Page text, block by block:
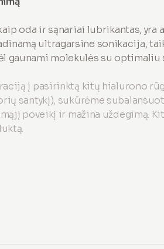
oda ir sąnariai lubrikantas, yra
ultragarsine sonikacija,
gaunami molekulės su optimaliu
į pasirinktą kitų hialurono
santykį), sukūrėme
poveikį ir mažina uždegimą.